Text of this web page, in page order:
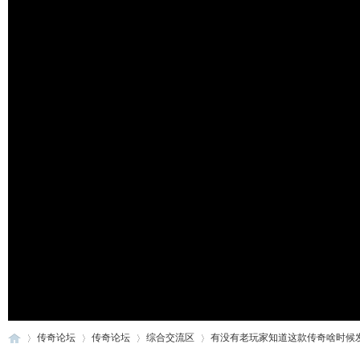
传奇论坛 传奇论坛 综合交流区 有没有老玩家知道这款传奇啥时候